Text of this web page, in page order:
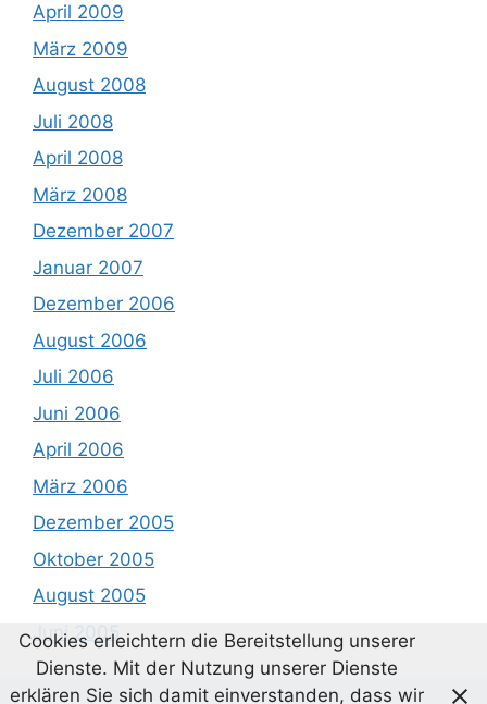
April 2009
März 2009
August 2008
Juli 2008
April 2008
März 2008
Dezember 2007
Januar 2007
Dezember 2006
August 2006
Juli 2006
Juni 2006
April 2006
März 2006
Dezember 2005
Oktober 2005
August 2005
Juni 2005
Cookies erleichtern die Bereitstellung unserer
Dienste. Mit der Nutzung unserer Dienste
erklären Sie sich damit einverstanden, dass wir